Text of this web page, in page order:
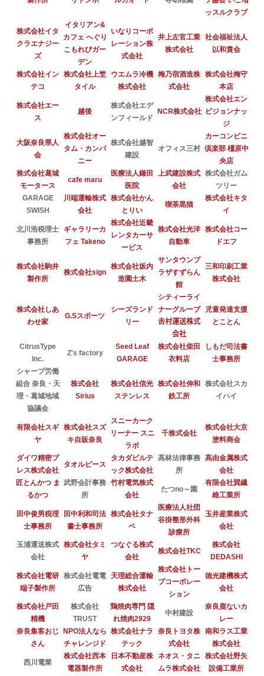
ッスルクラブ
株式会社イタ
クラエナジー
ズ
イタリアン&
カフェ へぐり
こもれびガー
デン
いなりコーポ
レーション株
式会社
井上左官工業
株式会社
社会福祉法人
以和貴会
株式会社イン
テコ
株式会社上埜
タイル
ウエムラ冷機
株式会社
梅乃宿酒造株
式会社
株式会社梅守
本店
株式会社エー
ス
越後
株式会社エデ
ンフィールド
NCR株式会社
株式会社エン
ビジョンナッ
ジ
大阪奈良県人
会
株式会社オー
タム・カンパ
ニー
株式会社越智
建設
オフィス三村
カーコンビニ
倶楽部 橿原中
央店
株式会社葛城
モータース
cafe maru
医療法人鎌田
医院
上武建設株式
会社
株式会社ガム
ツリー
GARAGE
SWISH
川端運輸株式
会社
株式会社かん
とりい
喫茶黒猫
株式会社キタ
イ
北川浩税理士
事務所
ギャラリーカ
フェ Takeno
株式会社近畿
レンタカーサ
ービス
株式会社光洋
自動車
株式会社コー
ドエフ
株式会社駒井
製作所
株式会社sign
株式会社坂内
造園土木
サンタウンプ
ラザすずらん
館
三和印刷工業
株式会社
株式会社しあ
わせ家
G.Sスポーツ
シーズランド
リー
シティーライ
ナーグループ
𠮷村運送株式
会社
児童発達支援
とことん
CitrusType
Inc.
Z's factory
Seed Leaf
GARAGE
株式会社柴田
衣料店
しもだ司法書
士事務所
シャープ労働
組合 奈良・天
理・葛城地域
協議会
株式会社
Sirius
株式会社信光
ステンレス
株式会社伸和
鉄工所
株式会社スカ
イハイ
有限会社スギ
ヤ
株式会社スズ
キ自販奈良
スニーカーク
リーナー スニ
ラボ
千株式会社
株式会社大京
塗料商会
ダイワ精密プ
レス株式会社
タオルピース
タカダビルテ
ック株式会社
髙林法律事務
所
髙由金属株式
会社
匠とんかつ ま
るかつ
武野会計事務
所
竹村電気株式
会社
たつno～園
有限会社巽繊
維工業所
田中俊男税理
士事務所
田中利和司法
書士事務所
株式会社タナ
ベ
医療法人社団
谷掛整形外科
診療所
玉井産業株式
会社
玉浦運送株式
会社
株式会社タミ
ヤ
つなぐる株式
会社
株式会社TKC
株式会社
DEDASHI
株式会社電研
端子製作所
株式会社電電
広告
天理総合運輸
株式会社
株式会社トー
ブコーポレー
ション
徳光建機株式
会社
株式会社戸田
精機
株式会社
TRUST
鶏焼肉専門 隠
れ焼肉2929
中村建設
奈良鹿ないカ
レー
奈良集客おじ
さん
NPO法人なら
チャレンジド
株式会社ナラ
テック
奈良トヨタ株
式会社
南和ラス工業
株式会社
西川電業
株式会社西本
電器製作所
日本不動産株
式会社
ネオス・タニ
ムラ株式会社
株式会社野矢
設備工業所